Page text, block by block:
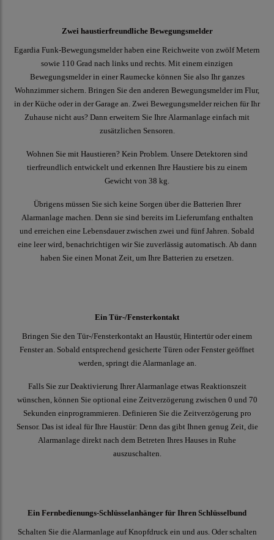
Zwei haustierfreundliche Bewegungsmelder
Egardia Funk-Bewegungsmelder haben eine Reichweite von zwölf Metern
sowie 110 Grad nach links und rechts. Mit einem einzigen
Bewegungsmelder in einer Raumecke können Sie also Ihr ganzes
Wohnzimmer sichern. Bringen Sie den anderen Bewegungsmelder im Flur,
in der Küche oder in der Garage an. Zwei Bewegungsmelder reichen für Ihr
Zuhause nicht aus? Dann erweitern Sie Ihre Alarmanlage einfach mit
zusätzlichen Sensoren.
Wohnen Sie mit Haustieren? Kein Problem. Unsere Detektoren sind
tierfreundlich entwickelt und erkennen Ihre Haustiere bis zu einem
Gewicht von 38 kg.
Übrigens müssen Sie sich keine Sorgen über die Batterien Ihrer
Alarmanlage machen. Denn sie sind bereits im Lieferumfang enthalten
und erreichen eine Lebensdauer zwischen zwei und fünf Jahren. Sobald
eine leer wird, benachrichtigen wir Sie zuverlässig automatisch. Ab dann
haben Sie einen Monat Zeit, um Ihre Batterien zu ersetzen.
Ein Tür-/Fensterkontakt
Bringen Sie den Tür-/Fensterkontakt an Haustür, Hintertür oder einem
Fenster an. Sobald entsprechend gesicherte Türen oder Fenster geöffnet
werden, springt die Alarmanlage an.
Falls Sie zur Deaktivierung Ihrer Alarmanlage etwas Reaktionszeit
wünschen, können Sie optional eine Zeitverzögerung zwischen 0 und 70
Sekunden einprogrammieren. Definieren Sie die Zeitverzögerung pro
Sensor. Das ist ideal für Ihre Haustür: Denn das gibt Ihnen genug Zeit, die
Alarmanlage direkt nach dem Betreten Ihres Hauses in Ruhe
auszuschalten.
Ein Fernbedienungs-Schlüsselanhänger für Ihren Schlüsselbund
Schalten Sie die Alarmanlage auf Knopfdruck ein und aus. Oder schalten